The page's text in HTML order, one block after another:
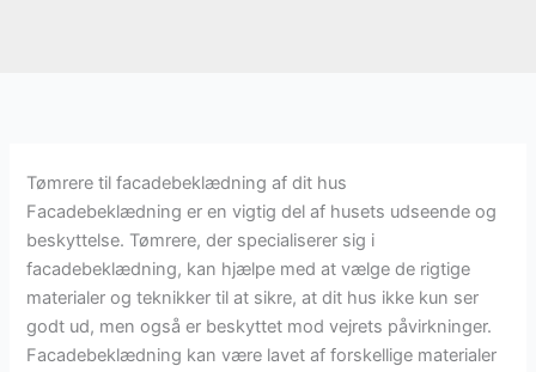
Tømrere til facadebeklædning af dit hus
Facadebeklædning er en vigtig del af husets udseende og
beskyttelse. Tømrere, der specialiserer sig i
facadebeklædning, kan hjælpe med at vælge de rigtige
materialer og teknikker til at sikre, at dit hus ikke kun ser
godt ud, men også er beskyttet mod vejrets påvirkninger.
Facadebeklædning kan være lavet af forskellige materialer